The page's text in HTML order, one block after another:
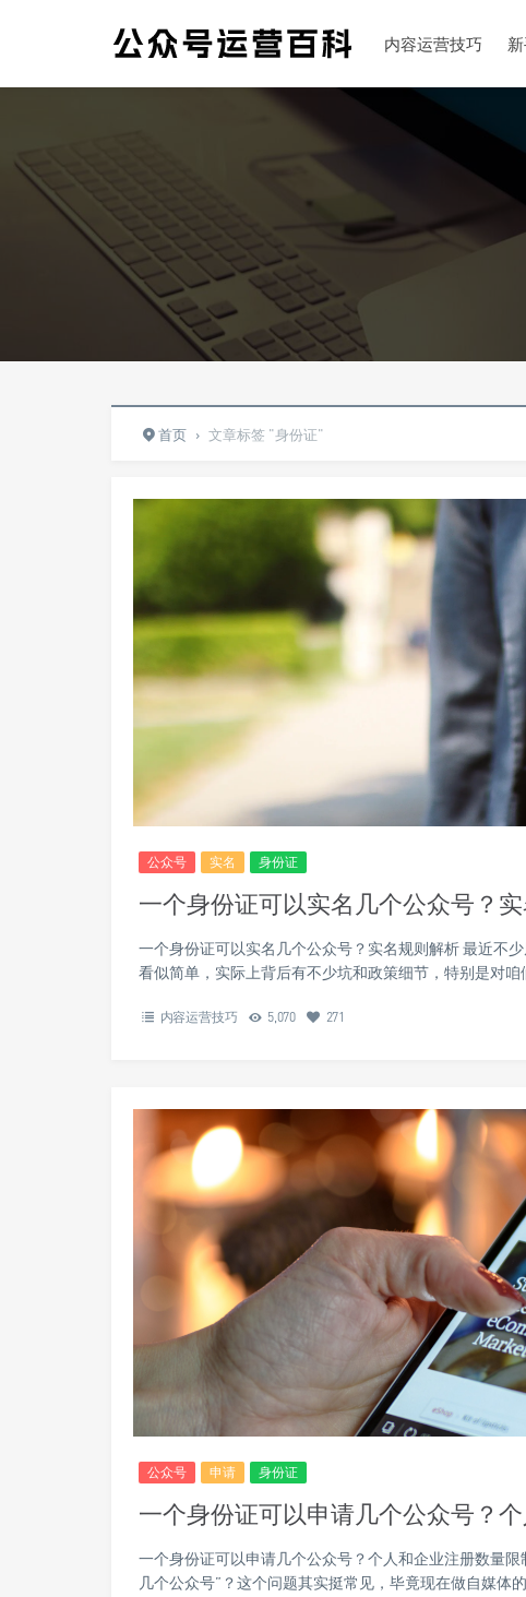
内容运营技巧
首页 › 文章标签 "身份证"
公众号 实名 身份证
一个身份证可以实名几个公众号？
一个身份证可以实名几个公众号？实名规则解析 最近不
看似简单，实际上背后有不少坑和政策细节，特别是对
内容运营技巧 5,070 271
公众号 申请 身份证
一个身份证可以申请几个公众号？
一个身份证可以申请几个公众号？个人和企业注册数量
几个公众号”？这个问题其实挺常见，毕竟现在做自媒